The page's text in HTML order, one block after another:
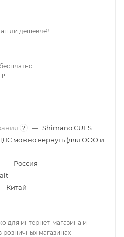
дешевле?
₽
? — Shimano CUES
можно вернуть (для ООО и
— Россия
Китай
для интернет-магазина и
розничных магазинах